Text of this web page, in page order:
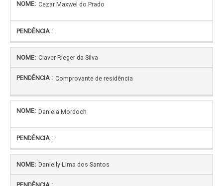
Cezar Maxwel do Prado
Claver Rieger da Silva
Comprovante de residência
Daniela Mordoch
Danielly Lima dos Santos